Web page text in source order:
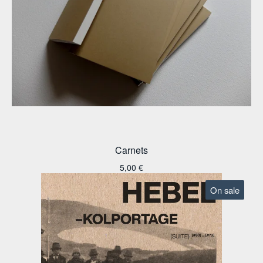
Carnets
5,00 €
On sale